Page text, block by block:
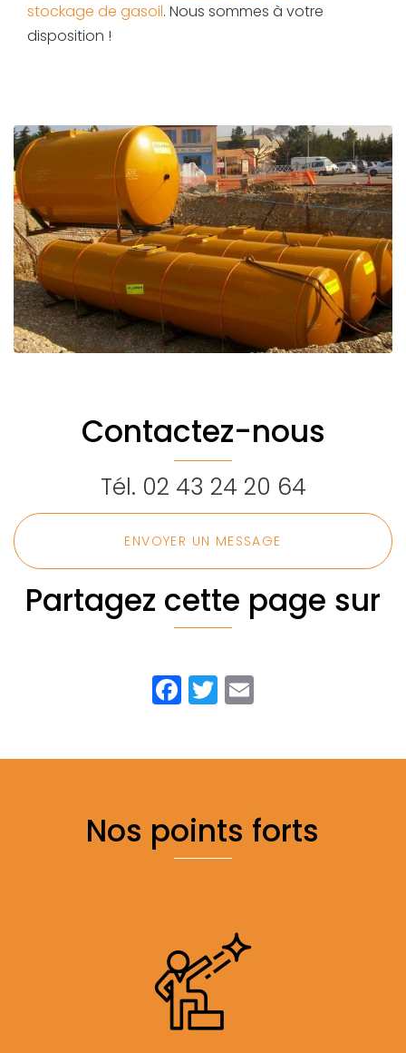
stockage de gasoil. Nous sommes à votre
disposition !
Contactez-nous
Tél. 02 43 24 20 64
ENVOYER UN MESSAGE
Partagez cette page sur
Facebook
Twitter
Nos points forts